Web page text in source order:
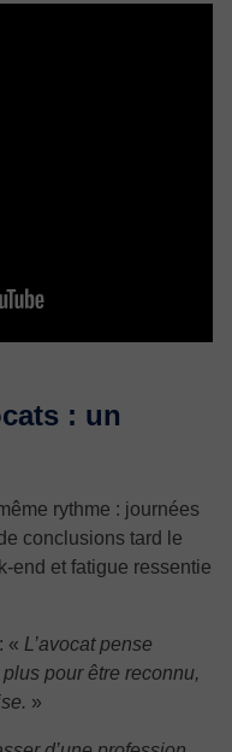
: un
rythme : journées
conclusions tard le
end et fatigue ressentie
« L’avocat pense
pour être reconnu,
»